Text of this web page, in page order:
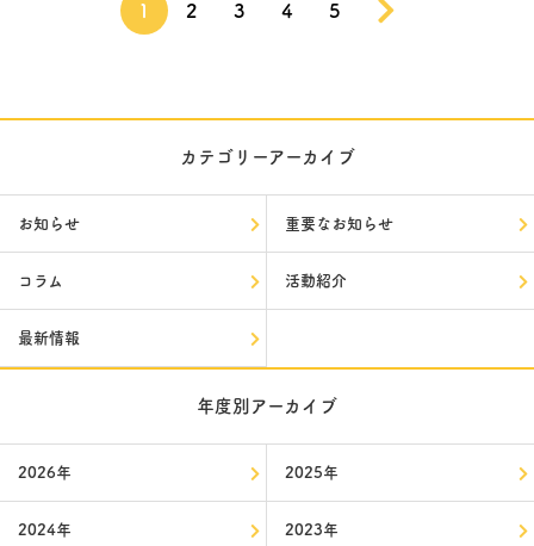
1 2 3 4 5
カテゴリーアーカイブ
お知らせ 重要なお知らせ
コラム 活動紹介
最新情報
年度別アーカイブ
2026年 2025年
2024年 2023年